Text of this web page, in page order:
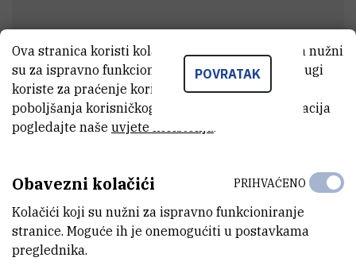
ŽeljkoKwokal
Vanjski suradnik
E-MAIL
Zeljko.Kwokal@irb.hr
ZAVOD
Zavod za istraživanje mora i okoliša
POVRATAK
Ova stranica koristi kolačiće. Neki od tih kolačića nužni
su za ispravno funkcioniranje stranice, dok se drugi
koriste za praćenje korištenja stranice radi
poboljšanja korisničkog iskustva. Za više informacija
pogledajte naše uvjete korištenja.
Obavezni kolačići
Kolačići koji su nužni za ispravno funkcioniranje
stranice. Moguće ih je onemogućiti u postavkama
preglednika.
PRIHVAĆENO